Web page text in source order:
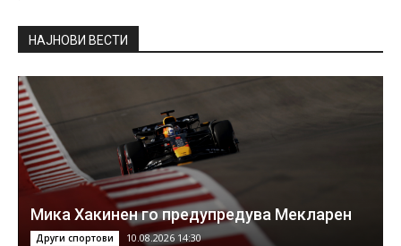
НAЈНОВИ ВЕСТИ
Мика Хакинен го предупредува Мекларен
Други спортови 10.08.2026 14:30